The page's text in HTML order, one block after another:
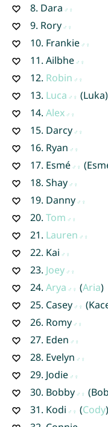
8. Dara
9. Rory
10. Frankie
11. Ailbhe
12. Robin
13. Luca
(Luka)
14. Alex
15. Darcy
16. Ryan
17. Esmé
18. Shay
19. Danny
20. Tom
21. Lauren
22. Kai
23. Joey
24. Arya (Aria)
25. Casey
26. Romy
27. Eden
28. Evelyn
29. Jodie
30. Bobby
31. Kodi (Cody)